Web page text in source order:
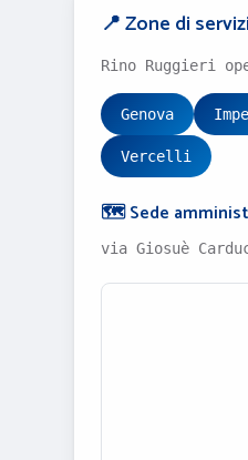
📍 Zone di
Rino Ruggieri
Genova
Vercelli
🗺️ Sede
via Giosuè